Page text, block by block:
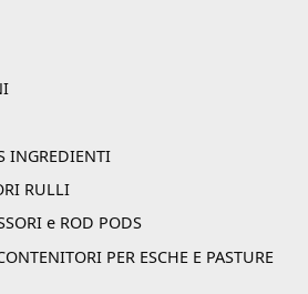
INGREDIENTI
RULLI
e ROD PODS
PER ESCHE E PASTURE